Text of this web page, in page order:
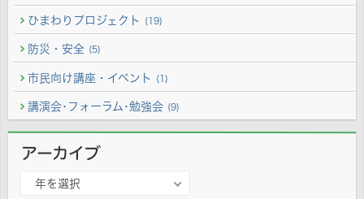
ひまわりプロジェクト (19)
防災・安全 (5)
市民向け講座・イベント (1)
講演会･フォーラム･勉強会 (9)
アーカイブ
年を選択